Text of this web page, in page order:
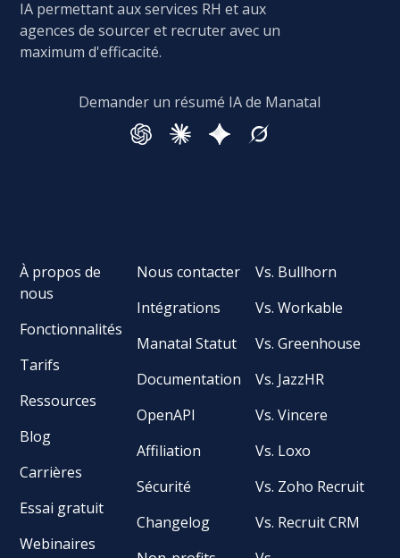
IA permettant aux services RH et aux
agences de sourcer et recruter avec un
maximum d'efficacité.
Demander un résumé IA de Manatal
À propos de
nous
Fonctionnalités
Tarifs
Ressources
Blog
Carrières
Essai gratuit
Webinaires
Nous contacter
Intégrations
Manatal Statut
Documentation
OpenAPI
Affiliation
Sécurité
Changelog
Vs. Bullhorn
Vs. Workable
Vs. Greenhouse
Vs. JazzHR
Vs. Vincere
Vs. Loxo
Vs. Zoho Recruit
Vs. Recruit CRM